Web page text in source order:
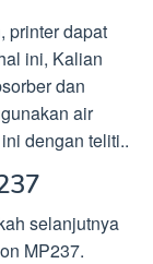
printer dapat
ini, Kalian
dan
air
dengan teliti..
selanjutnya
MP237.